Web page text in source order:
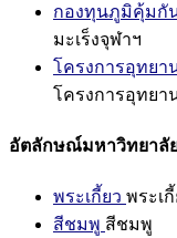
กองทุนภูมิคุ้มกั
มะเร็งจุฬาฯ
โครงการอุทยา
โครงการอุทยา
อัตลักษณ์มหาวิทยาลั
พระเกี้ยว พระเ
สีชมพู สีชมพู